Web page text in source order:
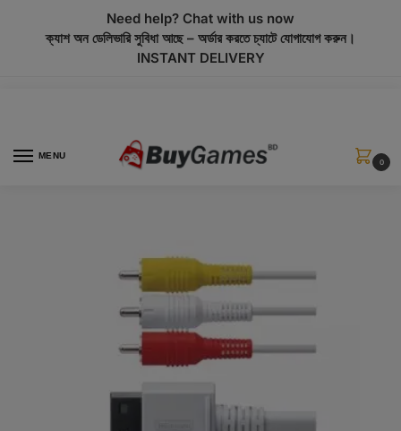
Need help? Chat with us now
ক্যাশ অন ডেলিভারি সুবিধা আছে – অর্ডার করতে চ্যাটে যোগাযোগ করুন।
INSTANT DELIVERY
MENU
0
modal-check